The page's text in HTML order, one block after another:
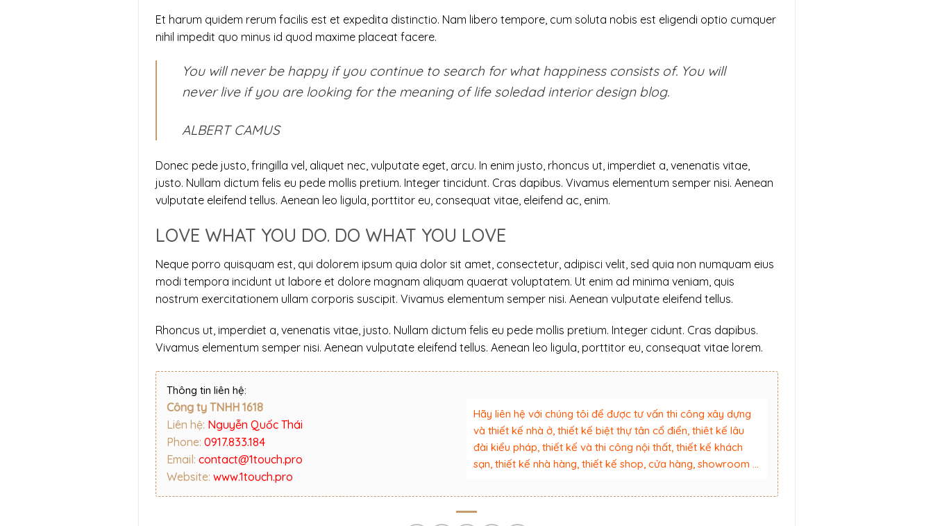
Et harum quidem rerum facilis est et expedita distinctio. Nam libero tempore, cum soluta nobis est eligendi optio cumquer
nihil impedit quo minus id quod maxime placeat facere.
You will never be happy if you continue to search for what happiness consists of. You will
never live if you are looking for the meaning of life soledad interior design blog.
ALBERT CAMUS
Donec pede justo, fringilla vel, aliquet nec, vulputate eget, arcu. In enim justo, rhoncus ut, imperdiet a, venenatis vitae,
justo. Nullam dictum felis eu pede mollis pretium. Integer tincidunt. Cras dapibus. Vivamus elementum semper nisi. Aenean
vulputate eleifend tellus. Aenean leo ligula, porttitor eu, consequat vitae, eleifend ac, enim.
LOVE WHAT YOU DO. DO WHAT YOU LOVE
Neque porro quisquam est, qui dolorem ipsum quia dolor sit amet, consectetur, adipisci velit, sed quia non numquam eius
modi tempora incidunt ut labore et dolore magnam aliquam quaerat voluptatem. Ut enim ad minima veniam, quis
nostrum exercitationem ullam corporis suscipit. Vivamus elementum semper nisi. Aenean vulputate eleifend tellus.
Rhoncus ut, imperdiet a, venenatis vitae, justo. Nullam dictum felis eu pede mollis pretium. Integer cidunt. Cras dapibus.
Vivamus elementum semper nisi. Aenean vulputate eleifend tellus. Aenean leo ligula, porttitor eu, consequat vitae lorem.
Thông tin liên hệ:
Công ty TNHH 1618
Liên hệ: Nguyễn Quốc Thái
Phone: 0917.833.184
Email: contact@1touch.pro
Website: www.1touch.pro
Hãy liên hệ với chúng tôi để được tư vấn thi công xây dựng
và thiết kế nhà ở, thiết kế biệt thự tân cổ điển, thiêt kế lâu
đài kiểu pháp, thiết kế và thi công nội thất, thiết kế khách
sạn, thiết kế nhà hàng, thiết kế shop, cửa hàng, showroom …